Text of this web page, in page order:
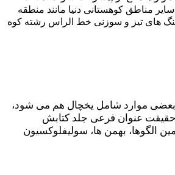
مناطق کوهستانی دنیا مانند منطقه
های تیز و سوزنی خط الراس رشته کوه
در بعضی موارد شامل یخچال هم می شود،
حقیقت عنوان فرعی جلد کتابش
الگوها، بهمن ها، سولیفلوکسیون